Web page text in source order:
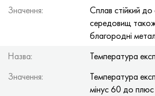
Значення:
Сплав стійкий до
середовищ також
благородні
Назва:
Температура
Значення:
Температура
мінус 60 до